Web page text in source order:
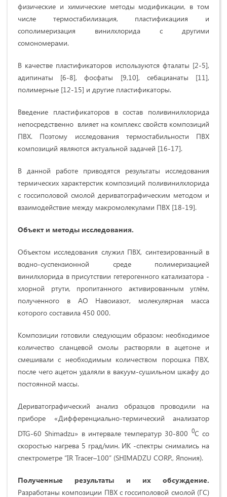
физические и химические методы модификации, в том
числе термостабилизaция, пластификaциия и
сополимеризация винилхлорида с другими
сомономерами.
В качестве пластификаторов используются фталаты [2-5],
адипинаты [6-8], фосфаты [9,10], себaцианаты [11],
полимерные [12-15] и другие пластификаторы.
Введение пластификаторов в состав поливинилхлорида
непосредственно влияет на комплекс свойств композиций
ПВХ. Поэтому исследования термостабильности ПВХ
композиций являются актуальной задачей [16-17].
В данной работе приводятся результаты исследования
термических характерстик композиций поливинилхлорида
с госсиполовой смолой дериватографическим методом и
взаимодействие между макромолекулами ПВХ [18-19].
Объект и методы исследования.
Объектом исследования служил ПВХ, синтезированный в
водно-суспензионной среде полимеризaцией
винилхлорида в присутствии гетерогенного катализатора -
хлорной ртути, пропитанного активированным углём,
полученного в АО Навоиазот, молекулярная масса
которого составила 450 000.
Композиции готовили следующим образом: необходимое
количество сланцевой смолы растворяли в ацетоне и
смешивали с необходимым количеством порошка ПВХ,
после чего ацетон удаляли в вакуум-сушильном шкафу до
постоянной массы.
Дериватографический анализ образцов проводили на
приборе «Дифференциально-термический анализатор
DTG-60 Shimadzu» в интервале температур 30-800 0С со
скоростью нагрева 5 град/мин. ИК -спектры снимались на
спектрометре “IR Tracer–100” (SHIMADZU CORP., Япония).
Полученные результаты и их обсуждение.
Разработаны композиции ПВХ с госсиполовой смолой (ГС)